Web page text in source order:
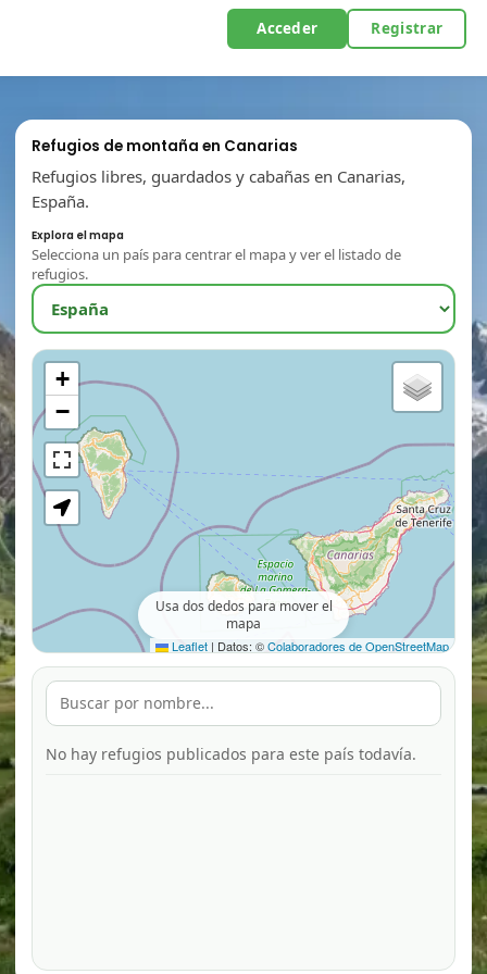
Acceder Registrar
Refugios de montaña en Canarias
Refugios libres, guardados y cabañas en Canarias,
España.
Explora el mapa
Selecciona un país para centrar el mapa y ver el listado de
refugios.
+
−
Leaflet | Datos: ©Colaboradores de OpenStreetMap
Usa dos dedos para mover el
mapa
No hay refugios publicados para este país todavía.